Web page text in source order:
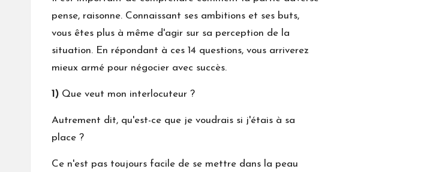
pense, raisonne. Connaissant ses ambitions et ses buts,
vous êtes plus à même d'agir sur sa perception de la
situation. En répondant à ces 14 questions, vous arriverez
mieux armé pour négocier avec succès.
1) Que veut mon interlocuteur ?
Autrement dit, qu'est-ce que je voudrais si j'étais à sa
place ?
Ce n'est pas toujours facile de se mettre dans la peau